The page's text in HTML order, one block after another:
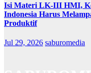
Isi Materi LK-III HMI,
Indonesia Harus
Produktif
Jul 29, 2026 saburomedia